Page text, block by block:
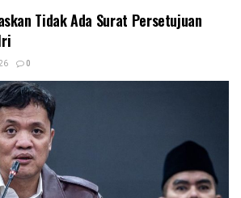
Tidak Ada Surat Persetujuan
0